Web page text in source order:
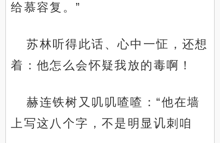
给慕容复。”
苏林听得此话、心中一怔，还想
着：他怎么会怀疑我放的毒啊！
赫连铁树又叽叽喳喳：“他在墙
上写这八个字，不是明显讥刺咱